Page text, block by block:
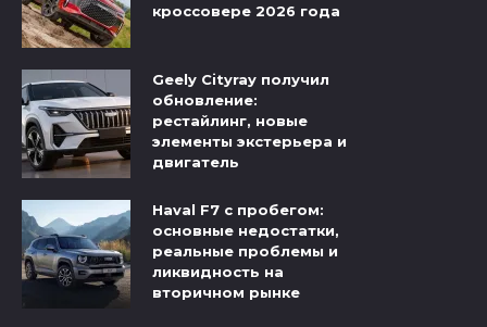
кроссовере 2026 года
Geely Cityray получил
обновление:
рестайлинг, новые
элементы экстерьера и
двигатель
Haval F7 с пробегом:
основные недостатки,
реальные проблемы и
ликвидность на
вторичном рынке